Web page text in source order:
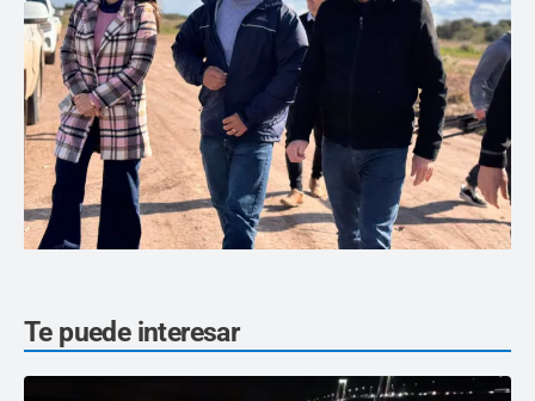
Te puede interesar